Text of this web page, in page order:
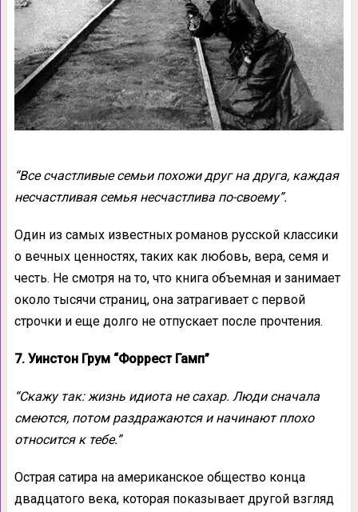
“Все счастливые семьи похожи друг на друга, каждая
несчастливая семья несчастлива по-своему”.
Один из самых известных романов русской классики
о вечных ценностях, таких как любовь, вера, семя и
честь. Не смотря на то, что книга объемная и занимает
около тысячи страниц, она затрагивает с первой
строчки и еще долго не отпускает после прочтения.
7. Уинстон Грум “Форрест Гамп”
“Скажу так: жизнь идиота не сахар. Люди сначала
смеются, потом раздражаются и начинают плохо
относится к тебе.”
Острая сатира на американское общество конца
двадцатого века, которая показывает другой взгляд